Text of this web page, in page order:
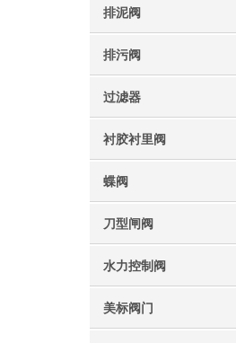
排泥阀
排污阀
过滤器
衬胶衬里阀
蝶阀
刀型闸阀
水力控制阀
美标阀门